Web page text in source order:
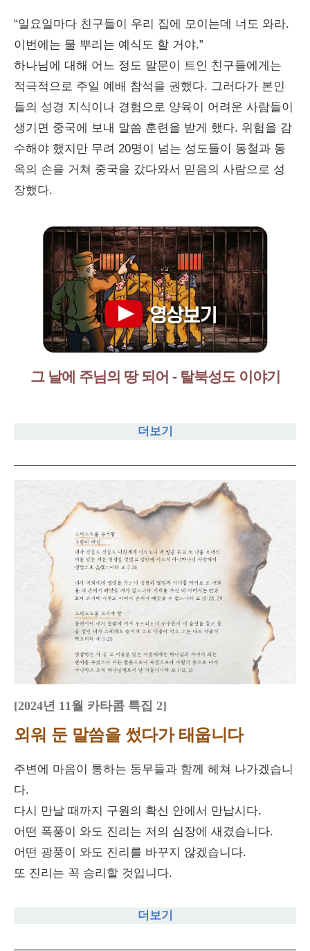
“일요일마다 친구들이 우리 집에 모이는데 너도 와라.
이번에는 물 뿌리는 예식도 할 거야.”
하나님에 대해 어느 정도 말문이 트인 친구들에게는
적극적으로 주일 예배 참석을 권했다. 그러다가 본인
들의 성경 지식이나 경험으로 양육이 어려운 사람들이
생기면 중국에 보내 말씀 훈련을 받게 했다. 위험을 감
수해야 했지만 무려 20명이 넘는 성도들이 동철과 동
옥의 손을 거쳐 중국을 갔다와서 믿음의 사람으로 성
장했다.
그 날에 주님의 땅 되어 - 탈북성도 이야기
더보기
[2024년 11월 카타콤 특집 2]
외워 둔 말씀을 썼다가 태웁니다
주변에 마음이 통하는 동무들과 함께 헤쳐 나가겠습니
다.
다시 만날 때까지 구원의 확신 안에서 만납시다.
어떤 폭풍이 와도 진리는 저의 심장에 새겼습니다.
어떤 광풍이 와도 진리를 바꾸지 않겠습니다.
또 진리는 꼭 승리할 것입니다.
더보기